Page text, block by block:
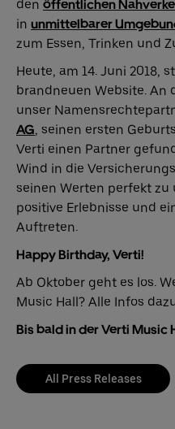
den öffentlichen
in unmittelbarer
zum Essen, Trinken und
Heute, am 14. Juni 2018,
brandneuen Website. An
unser
AG, seinen ersten
Verti einen Partner
Wind in die
seinen Werten perfekt zu
positive Erlebnisse und
Auftreten.
Happy Birthday, Verti!
Ab Oktober geht es los.
Music Hall? Alle Infos
Bis bald in der Verti Music
All Press Releases